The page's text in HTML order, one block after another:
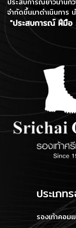
จำกัดขึ้นมาดำเนินการ
"ประสบการณ์ ฝีมือ
ประเภท
รองเท้าคอม